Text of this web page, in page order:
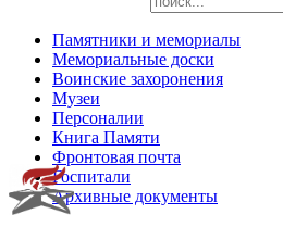
Памятники и мемориалы
Мемориальные доски
Воинские захоронения
Музеи
Персоналии
Книга Памяти
Фронтовая почта
Госпитали
Архивные документы